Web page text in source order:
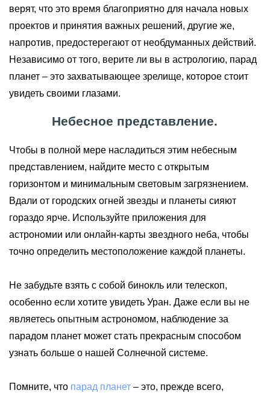
верят, что это время благоприятно для начала новых
проектов и принятия важных решений, другие же,
напротив, предостерегают от необдуманных действий.
Независимо от того, верите ли вы в астрологию, парад
планет – это захватывающее зрелище, которое стоит
увидеть своими глазами.
Небесное представление.
Чтобы в полной мере насладиться этим небесным
представлением, найдите место с открытым
горизонтом и минимальным световым загрязнением.
Вдали от городских огней звезды и планеты сияют
гораздо ярче. Используйте приложения для
астрономии или онлайн-карты звездного неба, чтобы
точно определить местоположение каждой планеты.
Не забудьте взять с собой бинокль или телескоп,
особенно если хотите увидеть Уран. Даже если вы не
являетесь опытным астрономом, наблюдение за
парадом планет может стать прекрасным способом
узнать больше о нашей Солнечной системе.
Помните, что парад планет – это, прежде всего,